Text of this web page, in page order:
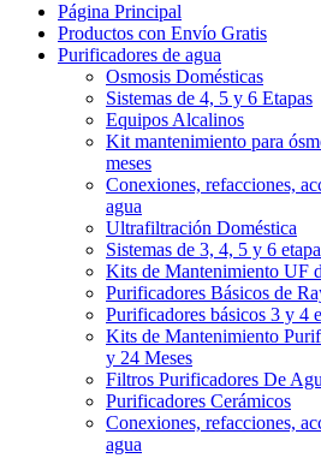
Página Principal
Productos con Envío Gratis
Purificadores de agua
Osmosis Domésticas
Sistemas de 4, 5 y 6 Etapas
Equipos Alcalinos
Kit mantenimiento para
meses
Conexiones, refacciones,
agua
Ultrafiltración Doméstica
Sistemas de 3, 4, 5 y 6
Kits de Mantenimiento UF
Purificadores Básicos de
Purificadores básicos 3 y 4
Kits de Mantenimiento
y 24 Meses
Filtros Purificadores De
Purificadores Cerámicos
Conexiones, refacciones,
agua